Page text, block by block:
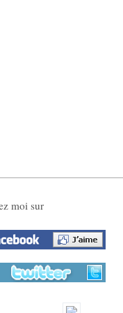
moi sur